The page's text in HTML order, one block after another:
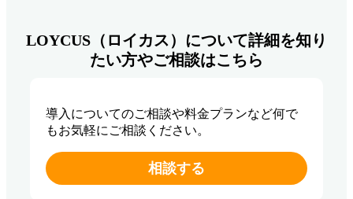
LOYCUS（ロイカス）について詳細を知り
たい方やご相談はこちら
導入についてのご相談や料金プランなど何で
もお気軽にご相談ください。
相談する